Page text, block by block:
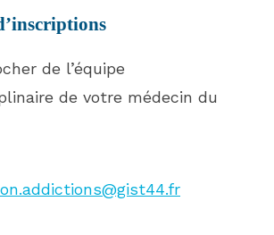
de l’équipe
de votre médecin du